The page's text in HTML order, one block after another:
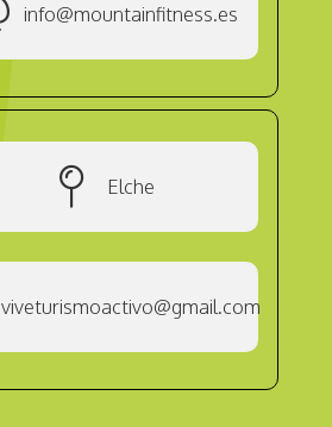
info@mountainfitness.es
Elche
viveturismoactivo@gmail.com